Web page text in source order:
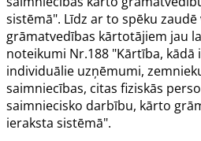
sistēmā". Līdz ar to spēku zaudē
grāmatvedības kārtotājiem jau
noteikumi Nr.188 "Kārtība,
individuālie uzņēmumi,
saimniecības, citas fiziskās
saimniecisko darbību, kārto
ieraksta sistēmā".